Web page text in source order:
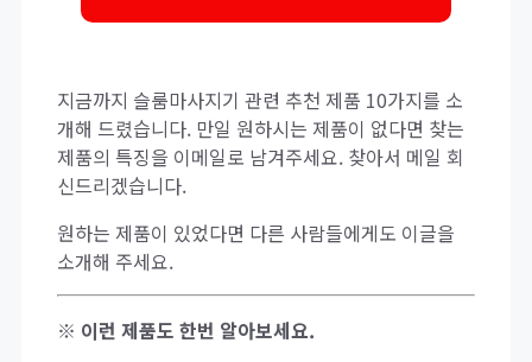
지금까지 슬룸마사지기 관련 추천 제품 10가지를 소
개해 드렸습니다. 만일 원하시는 제품이 없다면 찾는
제품의 특징을 이메일로 남겨주세요. 찾아서 메일 회
신드리겠습니다.
원하는 제품이 있었다면 다른 사람들에게도 이글을
소개해 주세요.
※ 이런 제품도 한번 알아보세요.